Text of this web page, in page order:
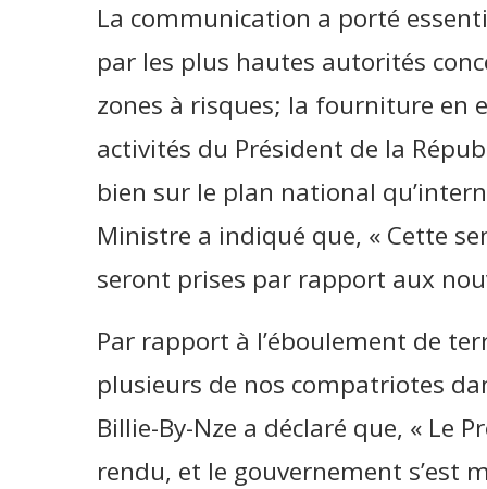
La communication a porté
par les plus hautes autorités
zones à risques; la fourniture en
activités du Président de la
bien sur le plan national
Ministre a indiqué que, « Cette
seront prises par rapport aux
Par rapport à l’éboulement de
plusieurs de nos compatriotes
Billie-By-Nze a déclaré que, « Le
rendu, et le gouvernement s’est